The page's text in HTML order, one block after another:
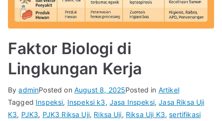
Faktor Biologi di
Lingkungan Kerja
ByadminPosted on August 8, 2025Posted in Artikel
Tagged Inspeksi, Inspeksi k3, Jasa Inspeksi,Jasa Riksa Uji
K3, PJK3, PJK3 Riksa Uji, Riksa Uji, Riksa Uji K3,sertifikasi